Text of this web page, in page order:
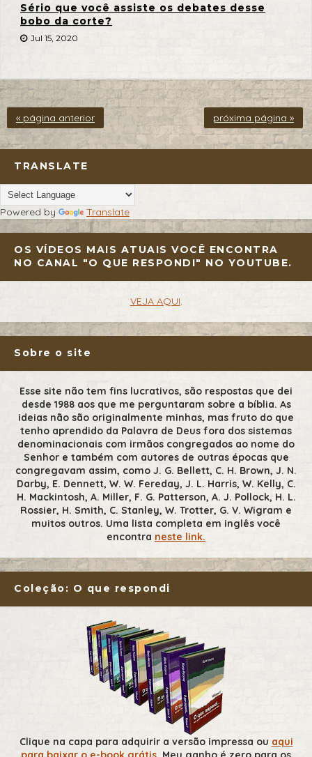
Sério que você assiste os debates desse
bobo da corte?
Jul 15, 2020
« página anterior próxima página »
TRANSLATE
Powered by Translate
OS VÍDEOS MAIS ATUAIS VOCÊ ENCONTRA
NO CANAL "O QUE RESPONDI" NO YOUTUBE.
VEJA AQUI.
Sobre o site
Esse site não tem fins lucrativos, são respostas que dei
desde 1988 aos que me perguntaram sobre a bíblia. As
ideias não são originalmente minhas, mas fruto do que
tenho aprendido da Palavra de Deus fora dos sistemas
denominacionais com irmãos congregados ao nome do
Senhor e também com autores de outras épocas que
congregavam assim, como J. G. Bellett, C. H. Brown, J. N.
Darby, E. Dennett, W. W. Fereday, J. L. Harris, W. Kelly, C.
H. Mackintosh, A. Miller, F. G. Patterson, A. J. Pollock, H. L.
Rossier, H. Smith, C. Stanley, W. Trotter, G. V. Wigram e
muitos outros. Uma lista completa em inglês você
encontra neste link.
Coleção: O que respondi
Clique na capa para adquirir a versão impressa ou aqui